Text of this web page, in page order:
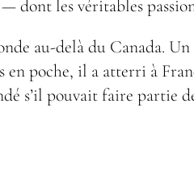
dont les véritables
au-delà du Canada.
en poche, il a atterri à
s’il pouvait faire partie